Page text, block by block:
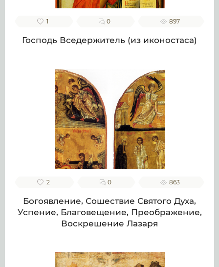
1 0 897
Господь Вседержитель (из иконостаса)
2 0 863
Богоявление, Сошествие Святого Духа,
Успение, Благовещение, Преображение,
Воскрешение Лазаря